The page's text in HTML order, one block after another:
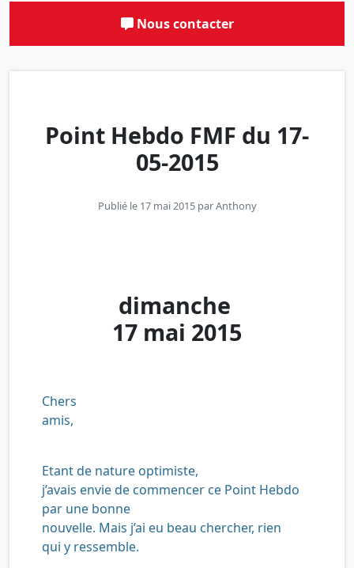
Point Hebdo FMF du 17-
05-2015
Publié le 17 mai 2015 parAnthony
dimanche
17 mai 2015
Chers
amis,
Etant de nature optimiste,
j’avais envie de commencer ce Point Hebdo
par une bonne
nouvelle. Mais j’ai eu beau chercher, rien
qui y ressemble.
Nous contacter